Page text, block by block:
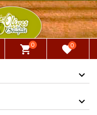
shopping_cart0 favorite
0